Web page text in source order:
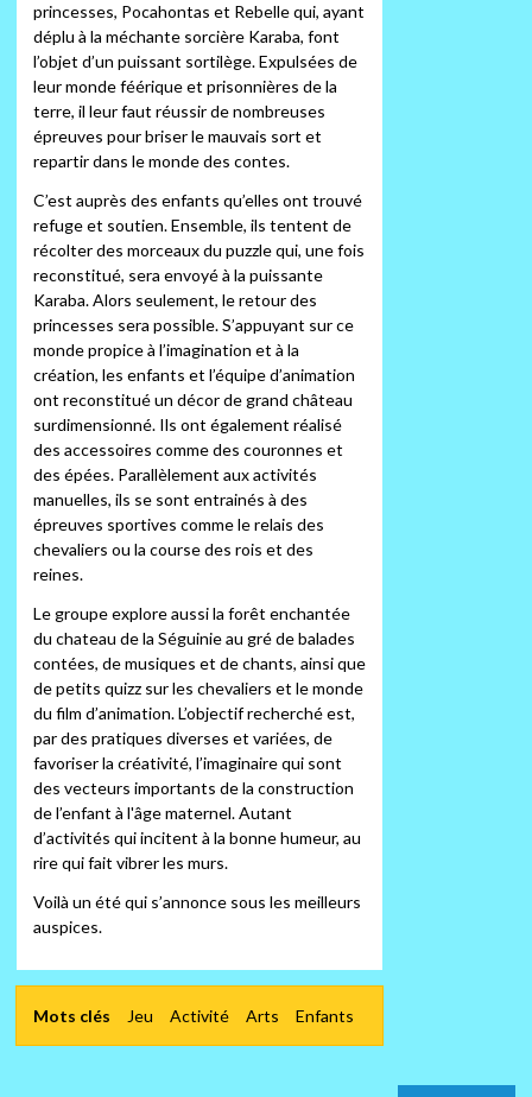
princesses, Pocahontas et Rebelle qui, ayant
déplu à la méchante sorcière Karaba, font
l’objet d’un puissant sortilège. Expulsées de
leur monde féérique et prisonnières de la
terre, il leur faut réussir de nombreuses
épreuves pour briser le mauvais sort et
repartir dans le monde des contes.
C’est auprès des enfants qu’elles ont trouvé
refuge et soutien. Ensemble, ils tentent de
récolter des morceaux du puzzle qui, une fois
reconstitué, sera envoyé à la puissante
Karaba. Alors seulement, le retour des
princesses sera possible. S’appuyant sur ce
monde propice à l’imagination et à la
création, les enfants et l’équipe d’animation
ont reconstitué un décor de grand château
surdimensionné. Ils ont également réalisé
des accessoires comme des couronnes et
des épées. Parallèlement aux activités
manuelles, ils se sont entrainés à des
épreuves sportives comme le relais des
chevaliers ou la course des rois et des
reines.
Le groupe explore aussi la forêt enchantée
du chateau de la Séguinie au gré de balades
contées, de musiques et de chants, ainsi que
de petits quizz sur les chevaliers et le monde
du film d’animation. L’objectif recherché est,
par des pratiques diverses et variées, de
favoriser la créativité, l’imaginaire qui sont
des vecteurs importants de la construction
de l’enfant à l'âge maternel. Autant
d’activités qui incitent à la bonne humeur, au
rire qui fait vibrer les murs.
Voilà un été qui s’annonce sous les meilleurs
auspices.
Mots clés Jeu Activité Arts Enfants